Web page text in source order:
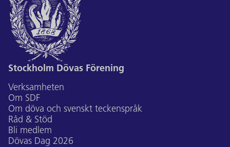
Stockholm Dövas Förening
Verksamheten
Om SDF
Om döva och svenskt teckenspråk
Råd & Stöd
Bli medlem
Dövas Dag 2026